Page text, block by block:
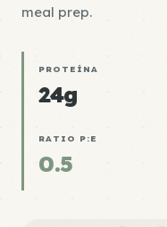
meal prep.
PROTEÍNA
24g
RATIO P:E
0.5